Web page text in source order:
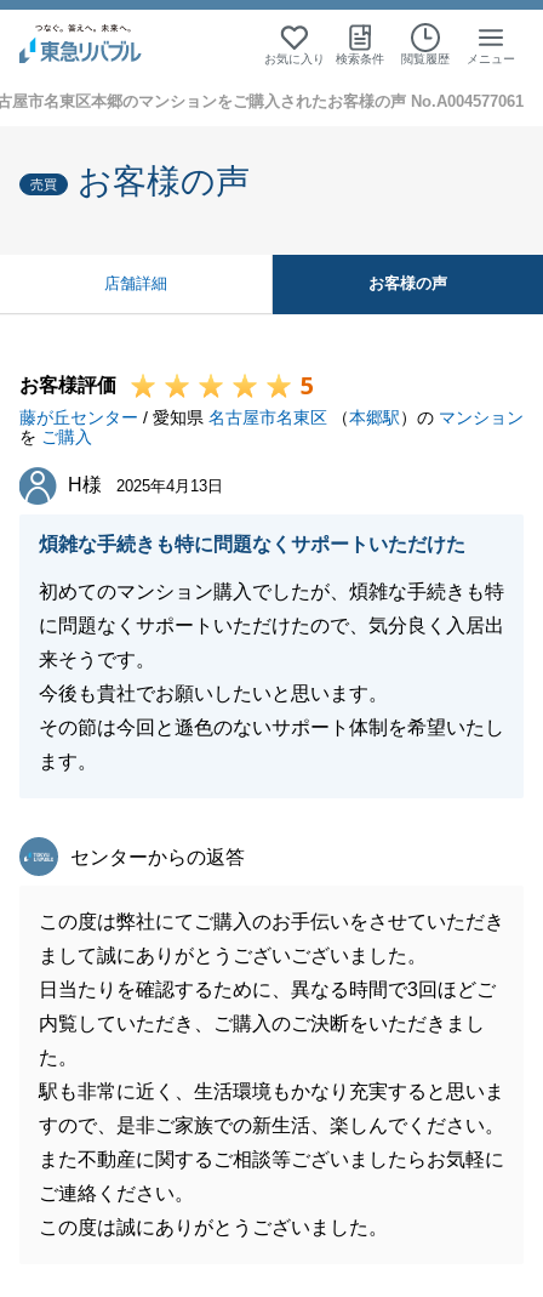
お気に入り 検索条件 閲覧履歴 メニュー
屋市名東区本郷のマンションをご購入されたお客様の声 No.A004577061
売買 お客様の声
店舗詳細 お客様の声
お客様評価 5
藤が丘センター / 愛知県 名古屋市名東区 （本郷駅）の マンション
を ご購入
H様
H様 2025年4月13日
煩雑な手続きも特に問題なくサポートいただけた
初めてのマンション購入でしたが、煩雑な手続きも特
に問題なくサポートいただけたので、気分良く入居出
来そうです。
今後も貴社でお願いしたいと思います。
その節は今回と遜色のないサポート体制を希望いたし
ます。
東急リバブル
センターからの返答
この度は弊社にてご購入のお手伝いをさせていただき
まして誠にありがとうございございました。
日当たりを確認するために、異なる時間で3回ほどご
内覧していただき、ご購入のご決断をいただきまし
た。
駅も非常に近く、生活環境もかなり充実すると思いま
すので、是非ご家族での新生活、楽しんでください。
また不動産に関するご相談等ございましたらお気軽に
ご連絡ください。
この度は誠にありがとうございました。